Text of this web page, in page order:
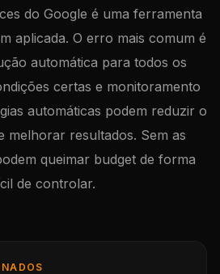
do Google é uma ferramenta
aplicada. O erro mais comum é
automática para todos os
certas e monitoramento
automáticas podem reduzir o
melhorar resultados. Sem as
queimar budget de forma
de controlar.